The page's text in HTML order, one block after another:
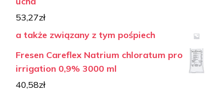
53,27zł
a także związany z tym pośpiech
Fresen Careflex Natrium chloratum pro
irrigation 0,9% 3000 ml
40,58zł